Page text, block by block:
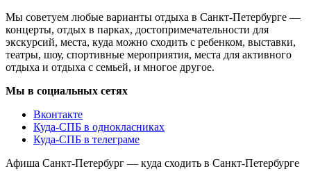
Мы советуем любые варианты отдыха в Санкт-Петербурге —
концерты, отдых в парках, достопримечательности для
экскурсий, места, куда можно сходить с ребенком, выставки,
театры, шоу, спортивные мероприятия, места для активного
отдыха и отдыха с семьей, и многое другое.
Мы в социальных сетях
Вконтакте
Куда-СПБ в однокласниках
Куда-СПБ в телеграме
Афиша Санкт-Петербург — куда сходить в Санкт-Петербурге